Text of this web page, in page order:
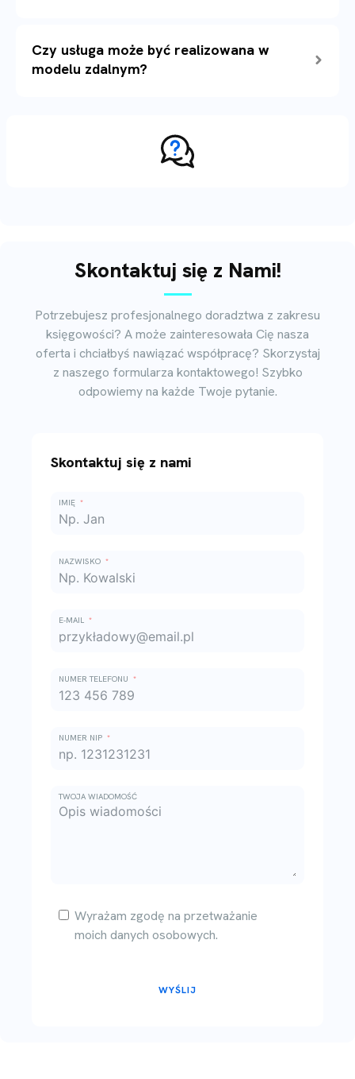
Czy usługa może być realizowana w
modelu zdalnym?
Skontaktuj się z Nami!
Potrzebujesz profesjonalnego doradztwa z zakresu
księgowości? A może zainteresowała Cię nasza
oferta i chciałbyś nawiązać współpracę? Skorzystaj
z naszego formularza kontaktowego! Szybko
odpowiemy na każde Twoje pytanie.
Skontaktuj się z nami
IMIĘ
NAZWISKO
E-MAIL
NUMER TELEFONU
NUMER NIP
TWOJA WIADOMOŚĆ
Wyrażam zgodę na przetważanie
moich danych osobowych.
WYŚLIJ